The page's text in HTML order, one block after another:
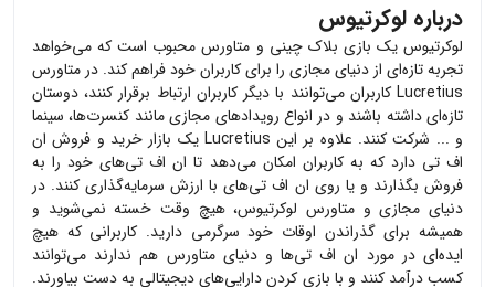
درباره لوکرتیوس
لوکرتیوس یک بازی بلاک چینی و متاورس محبوب است که می‌خواهد
تجربه تازه‌ای از دنیای مجازی را برای کاربران خود فراهم کند. در متاورس
Lucretius کاربران می‌توانند با دیگر کاربران ارتباط برقرار کنند، دوستان
تازه‌ای داشته باشند و در انواع رویدادهای مجازی مانند کنسرت‌ها، سینما
و ... شرکت کنند. علاوه بر این Lucretius یک بازار خرید و فروش ان
اف تی دارد که به کاربران امکان می‌دهد تا ان اف تی‌های خود را به
فروش بگذارند و یا روی ان اف تی‌های با ارزش سرمایه‌گذاری کنند. در
دنیای مجازی و متاورس لوکرتیوس، هیچ وقت خسته نمی‌شوید و
همیشه برای گذراندن اوقات خود سرگرمی دارید. کاربرانی که هیچ
ایده‌ای در مورد ان اف تی‌ها و دنیای متاورس هم ندارند می‌توانند
کسب درآمد کنند و با بازی کردن دارایی‌های دیجیتالی به دست بیاورند.